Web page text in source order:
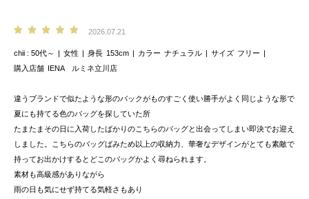
2026.07.21
chii 50代～ 女性 身長 153cm カラー ナチュラル サイズ フリー
購入店舗 IENA ルミネ立川店
違うブランドで似たような形のバックがものすごく使い勝手がよく同じような形で
夏にも持てる色のバッグを探していた所
たまたまその日に入荷したばかりのこちらのバッグと出会ってしまい即決でお迎え
しました。こちらのバッグばみため以上の収納力、華奢なデザインがとても素敵で
持ってお出かけするとどこのバッグかよく尋ねられます。
素材も高級感がありながら
雨の日も気にせず持てる気軽さもあり